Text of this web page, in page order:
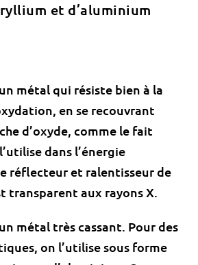
et d’aluminium
métal qui résiste bien à la
en se recouvrant
d’oxyde, comme le fait
dans l’énergie
réflecteur et ralentisseur de
transparent aux rayons X.
métal très cassant. Pour des
on l’utilise sous forme